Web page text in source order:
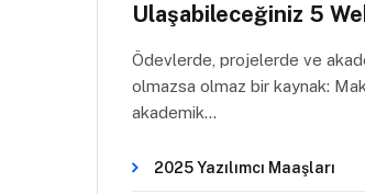
Ulaşabileceğiniz 5
Ödevlerde, projelerde ve
olmazsa olmaz bir kaynak:
akademik…
2025 Yazılımcı Maaşları